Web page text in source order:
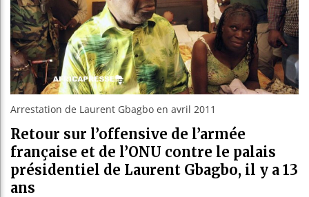
Bénin :
Arrestation de Laurent Gbagbo en avril 2011
Retour sur l’offensive de l’armée
française et de l’ONU contre le palais
présidentiel de Laurent Gbagbo, il y a 13
ans